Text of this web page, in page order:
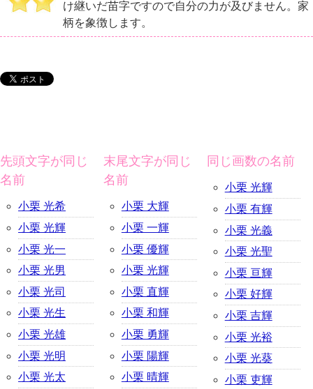
け継いだ苗字ですので自分の力が及びません。家
柄を象徴します。
先頭文字が同じ
名前
小栗 光希
小栗 光輝
小栗 光一
小栗 光男
小栗 光司
小栗 光生
小栗 光雄
小栗 光明
小栗 光太
末尾文字が同じ
名前
小栗 大輝
小栗 一輝
小栗 優輝
小栗 光輝
小栗 直輝
小栗 和輝
小栗 勇輝
小栗 陽輝
小栗 晴輝
同じ画数の名前
小栗 光輝
小栗 有輝
小栗 光義
小栗 光聖
小栗 亘輝
小栗 好輝
小栗 吉輝
小栗 光裕
小栗 光葵
小栗 吏輝